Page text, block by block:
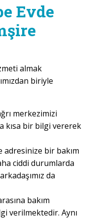
Evde
almak
biriyle
merkezimizi
kısa bir bilgi vererek
bir bakım
ciddi durumlarda
da
bakım
verilmektedir. Aynı